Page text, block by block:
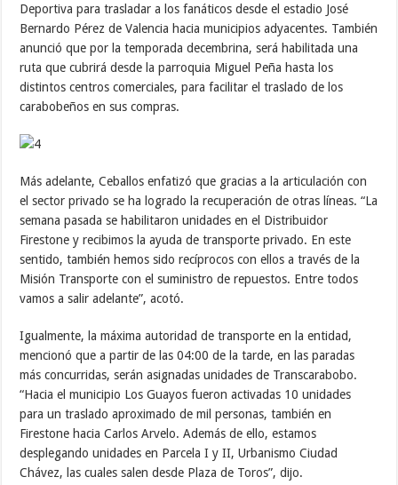
Deportiva para trasladar a los fanáticos desde el estadio José
Bernardo Pérez de Valencia hacia municipios adyacentes. También
anunció que por la temporada decembrina, será habilitada una
ruta que cubrirá desde la parroquia Miguel Peña hasta los
distintos centros comerciales, para facilitar el traslado de los
carabobeños en sus compras.
Más adelante, Ceballos enfatizó que gracias a la articulación con
el sector privado se ha logrado la recuperación de otras líneas. “La
semana pasada se habilitaron unidades en el Distribuidor
Firestone y recibimos la ayuda de transporte privado. En este
sentido, también hemos sido recíprocos con ellos a través de la
Misión Transporte con el suministro de repuestos. Entre todos
vamos a salir adelante”, acotó.
Igualmente, la máxima autoridad de transporte en la entidad,
mencionó que a partir de las 04:00 de la tarde, en las paradas
más concurridas, serán asignadas unidades de Transcarabobo.
“Hacia el municipio Los Guayos fueron activadas 10 unidades
para un traslado aproximado de mil personas, también en
Firestone hacia Carlos Arvelo. Además de ello, estamos
desplegando unidades en Parcela I y II, Urbanismo Ciudad
Chávez, las cuales salen desde Plaza de Toros”, dijo.